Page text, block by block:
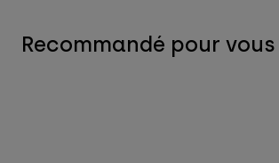
Recommandé pour vous